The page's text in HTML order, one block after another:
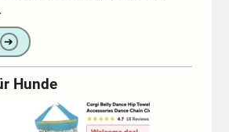
➔
Hunde